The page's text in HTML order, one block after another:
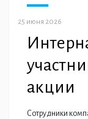
25 июня 2026
акции
Сотрудники